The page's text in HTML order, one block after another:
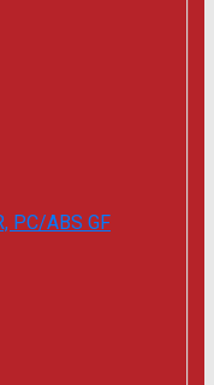
PC/ABS GF